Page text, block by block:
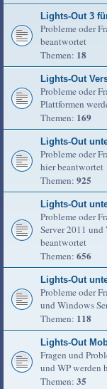
Lights-Out 3
Probleme oder
beantwortet
Themen: 18
Lights-Out
Probleme oder
Plattformen
Themen: 169
Lights-Out
Probleme oder
hier beantwortet
Themen: 925
Lights-Out
Probleme oder
Server 2011
beantwortet
Themen: 656
Lights-Out
Probleme oder
und Windows
Themen: 118
Lights-Out
Fragen und
und WP werden
Themen: 35